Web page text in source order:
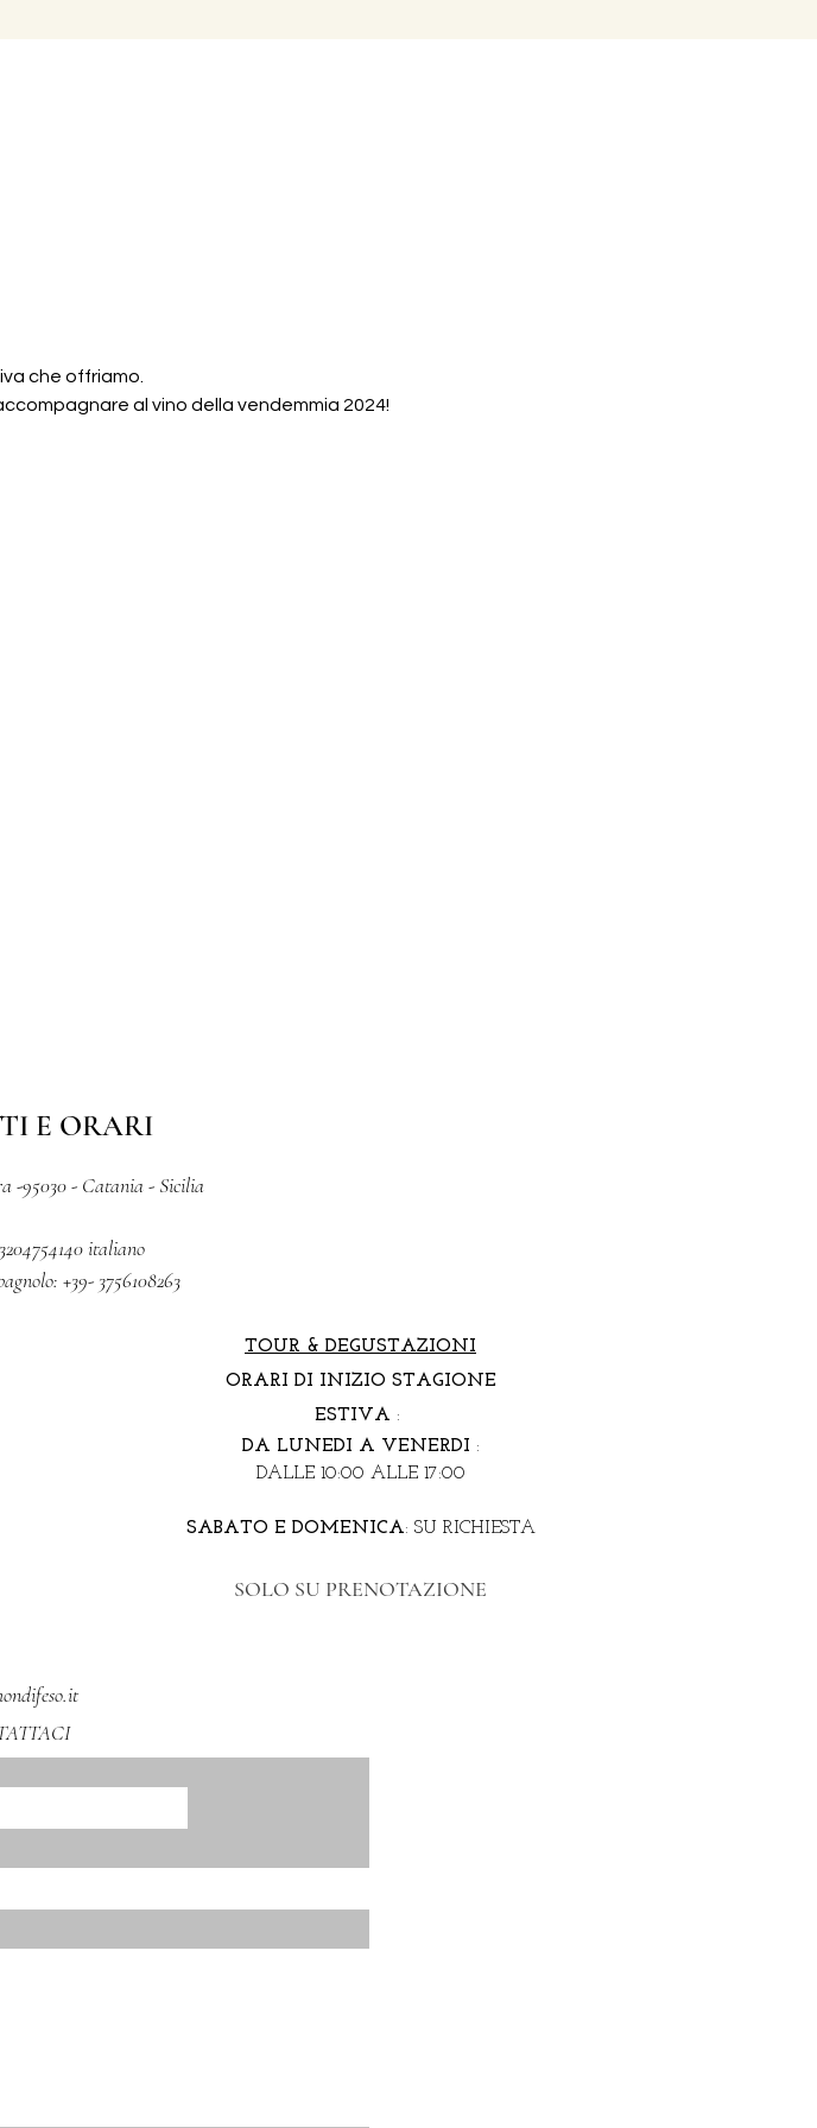
che offriamo.
al vino della vendemmia 2024!
E ORARI
-95030 - Catania - Sicilia
italiano
+39- 3756108263
TOUR & DEGUSTAZIONI
ORARI DI INIZIO STAGIONE
ESTIVA :
DA LUNEDI A VENERDI :
DALLE 10:00 ALLE 17:00
SABATO E DOMENICA: SU RICHIESTA
SOLO SU PRENOTAZIONE